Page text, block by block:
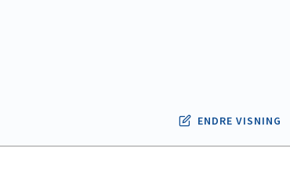
ENDRE VISNING